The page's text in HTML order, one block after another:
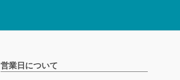
営業日について